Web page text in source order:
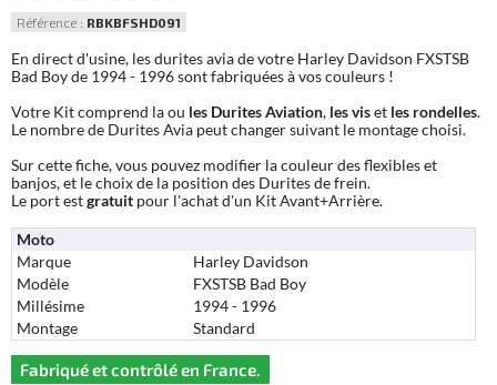
Référence : RBKBFSHD091
En direct d'usine, les durites avia de votre Harley Davidson FXSTSB
Bad Boy de 1994 - 1996 sont fabriquées à vos couleurs !
Votre Kit comprend la ou les Durites Aviation, les viset les rondelles.
Le nombre de Durites Avia peut changer suivant le montage choisi.
Sur cette fiche, vous pouvez modifier la couleur des flexibles et
banjos, et le choix de la position des Durites de frein.
Le port estgratuit pour l'achat d'un Kit Avant+Arrière.
Moto
Marque
Harley Davidson
Modèle
FXSTSB Bad Boy
Millésime
1994 - 1996
Montage
Standard
Fabriqué et contrôlé en France.